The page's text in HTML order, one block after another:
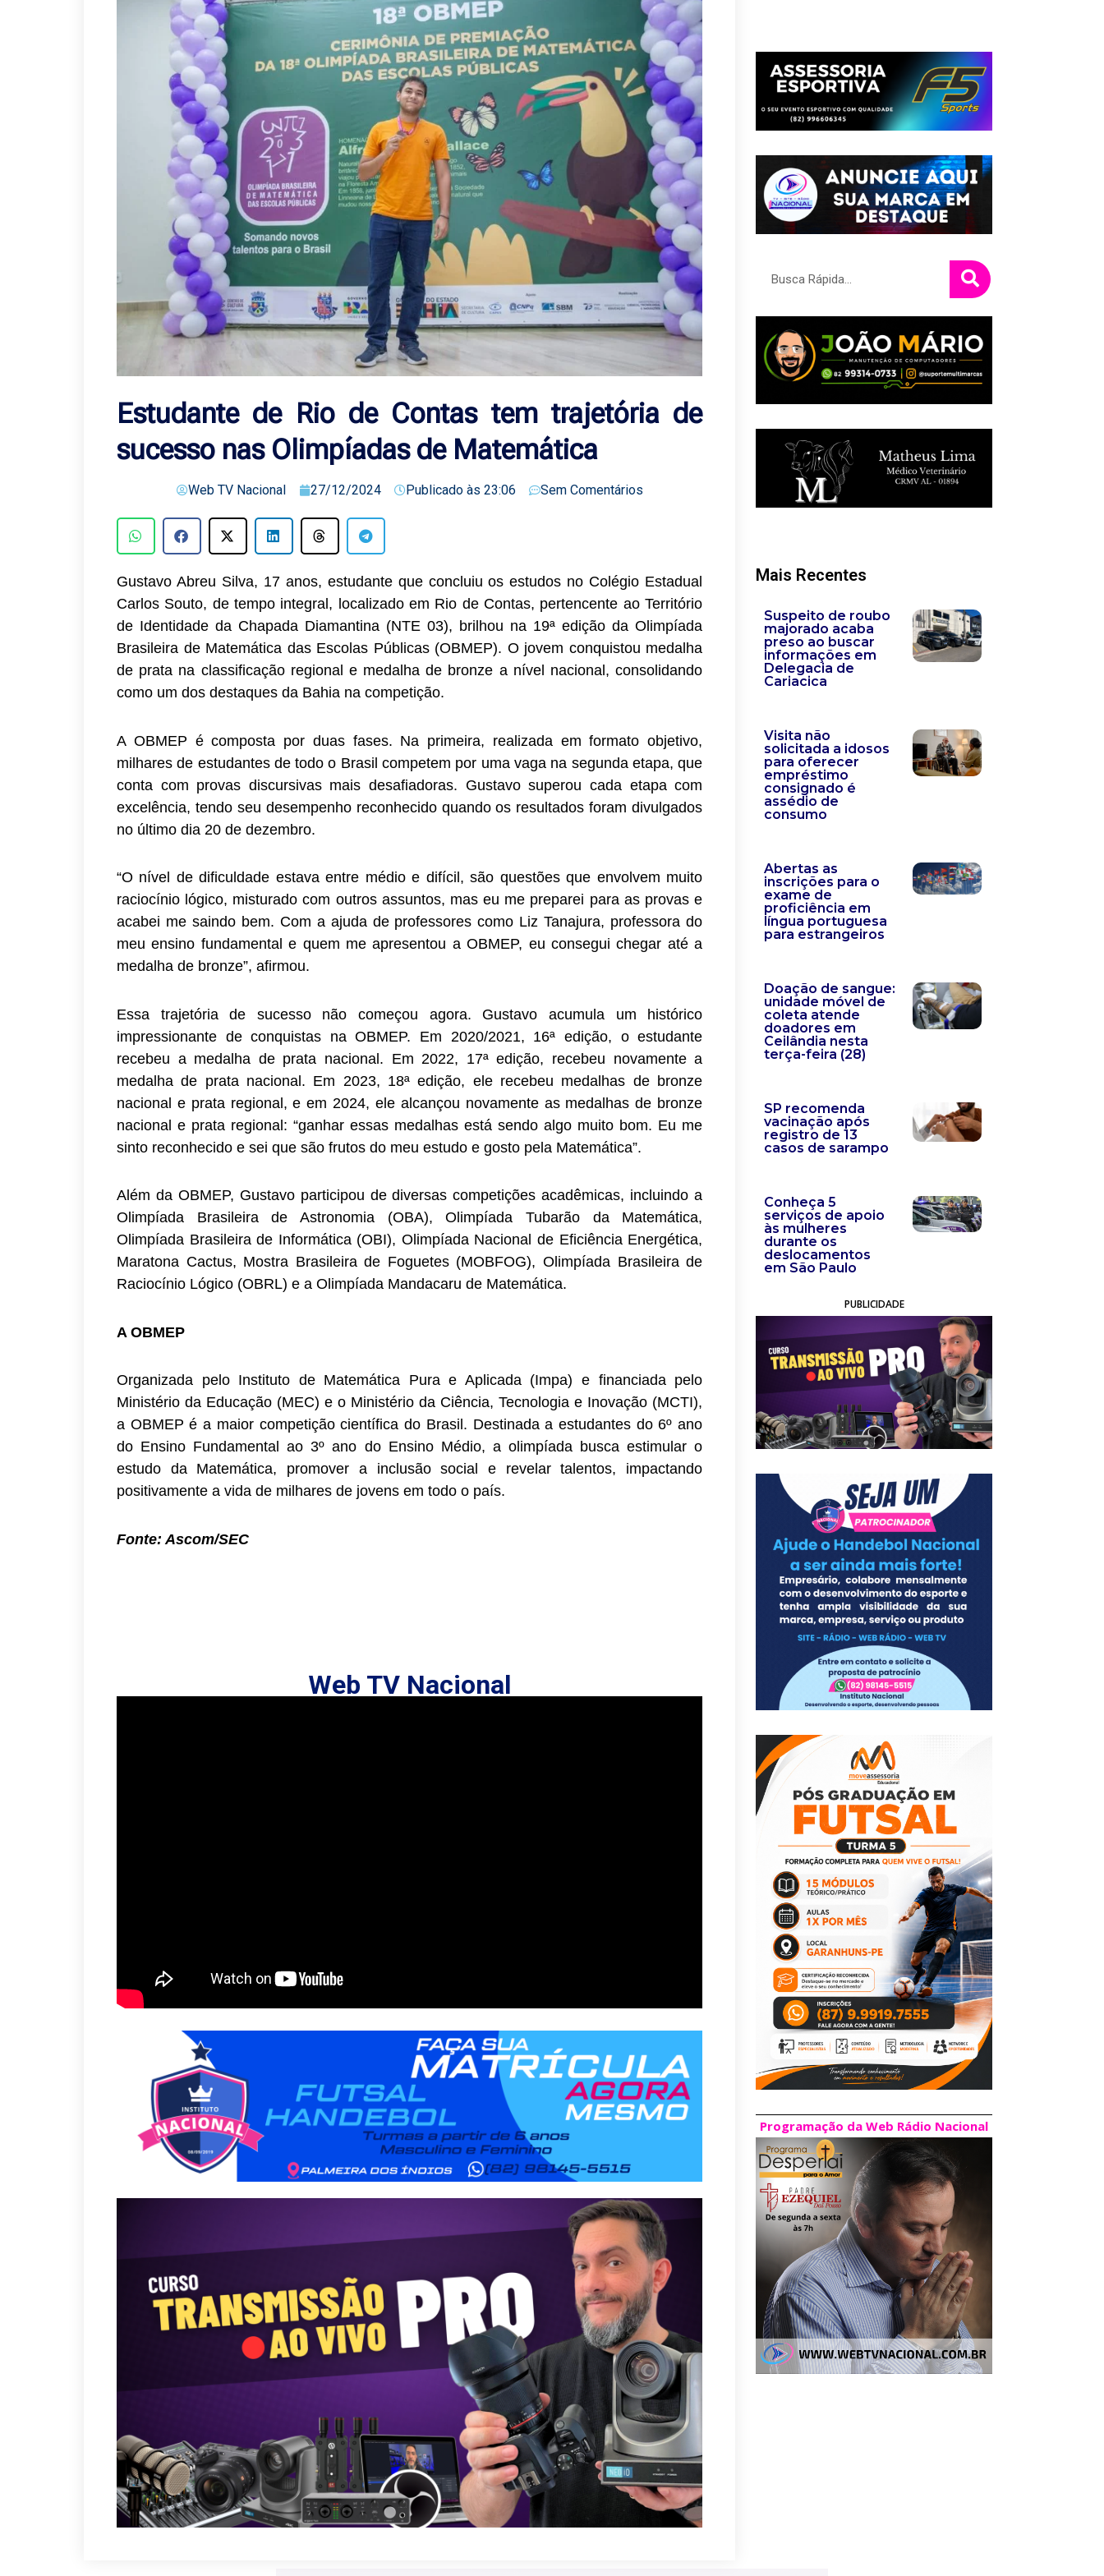
Estudante de Rio de Contas tem trajetória de
sucesso nas Olimpíadas de Matemática
Web TV Nacional 27/12/2024 Publicado às 23:06 Sem Comentários
Gustavo Abreu Silva, 17 anos, estudante que concluiu os estudos no Colégio Estadual
Carlos Souto, de tempo integral, localizado em Rio de Contas, pertencente ao Território
de Identidade da Chapada Diamantina (NTE 03), brilhou na 19ª edição da Olimpíada
Brasileira de Matemática das Escolas Públicas (OBMEP). O jovem conquistou medalha
de prata na classificação regional e medalha de bronze a nível nacional, consolidando
como um dos destaques da Bahia na competição.
A OBMEP é composta por duas fases. Na primeira, realizada em formato objetivo,
milhares de estudantes de todo o Brasil competem por uma vaga na segunda etapa, que
conta com provas discursivas mais desafiadoras. Gustavo superou cada etapa com
excelência, tendo seu desempenho reconhecido quando os resultados foram divulgados
no último dia 20 de dezembro.
“O nível de dificuldade estava entre médio e difícil, são questões que envolvem muito
raciocínio lógico, misturado com outros assuntos, mas eu me preparei para as provas e
acabei me saindo bem. Com a ajuda de professores como Liz Tanajura, professora do
meu ensino fundamental e quem me apresentou a OBMEP, eu consegui chegar até a
medalha de bronze”, afirmou.
Essa trajetória de sucesso não começou agora. Gustavo acumula um histórico
impressionante de conquistas na OBMEP. Em 2020/2021, 16ª edição, o estudante
recebeu a medalha de prata nacional. Em 2022, 17ª edição, recebeu novamente a
medalha de prata nacional. Em 2023, 18ª edição, ele recebeu medalhas de bronze
nacional e prata regional, e em 2024, ele alcançou novamente as medalhas de bronze
nacional e prata regional: “ganhar essas medalhas está sendo algo muito bom. Eu me
sinto reconhecido e sei que são frutos do meu estudo e gosto pela Matemática”.
Além da OBMEP, Gustavo participou de diversas competições acadêmicas, incluindo a
Olimpíada Brasileira de Astronomia (OBA), Olimpíada Tubarão da Matemática,
Olimpíada Brasileira de Informática (OBI), Olimpíada Nacional de Eficiência Energética,
Maratona Cactus, Mostra Brasileira de Foguetes (MOBFOG), Olimpíada Brasileira de
Raciocínio Lógico (OBRL) e a Olimpíada Mandacaru de Matemática.
A OBMEP
Organizada pelo Instituto de Matemática Pura e Aplicada (Impa) e financiada pelo
Ministério da Educação (MEC) e o Ministério da Ciência, Tecnologia e Inovação (MCTI),
a OBMEP é a maior competição científica do Brasil. Destinada a estudantes do 6º ano
do Ensino Fundamental ao 3º ano do Ensino Médio, a olimpíada busca estimular o
estudo da Matemática, promover a inclusão social e revelar talentos, impactando
positivamente a vida de milhares de jovens em todo o país.
Fonte: Ascom/SEC
Web TV Nacional
Mais Recentes
Suspeito de roubo
majorado acaba
preso ao buscar
informações em
Delegacia de
Cariacica
Visita não
solicitada a idosos
para oferecer
empréstimo
consignado é
assédio de
consumo
Abertas as
inscrições para o
exame de
proficiência em
língua portuguesa
para estrangeiros
Doação de sangue:
unidade móvel de
coleta atende
doadores em
Ceilândia nesta
terça-feira (28)
SP recomenda
vacinação após
registro de 13
casos de sarampo
Conheça 5
serviços de apoio
às mulheres
durante os
deslocamentos
em São Paulo
PUBLICIDADE
Programação da Web Rádio Nacional